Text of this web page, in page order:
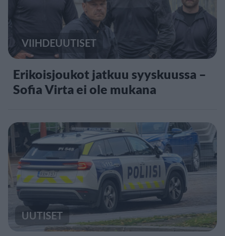
VIIHDEUUTISET
Erikoisjoukot jatkuu syyskuussa –
Sofia Virta ei ole mukana
UUTISET